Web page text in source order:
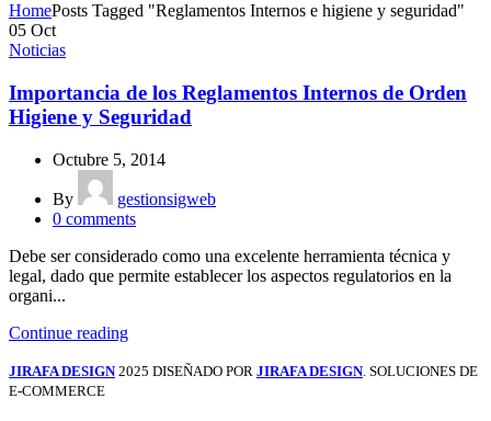
HomePosts Tagged "Reglamentos Internos e higiene y seguridad"
05 Oct
Noticias
Importancia de los Reglamentos Internos de Orden
Higiene y Seguridad
Octubre 5, 2014
By
gestionsigweb
0 comments
Debe ser considerado como una excelente herramienta técnica y
legal, dado que permite establecer los aspectos regulatorios en la
organi...
Continue reading
JIRAFA DESIGN 2025 DISEÑADO POR JIRAFA DESIGN. SOLUCIONES DE
E-COMMERCE